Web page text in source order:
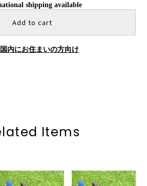
shipping available
Add to cart
内にお住まいの方向け
Items